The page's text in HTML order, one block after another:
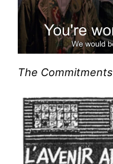
The Commitments